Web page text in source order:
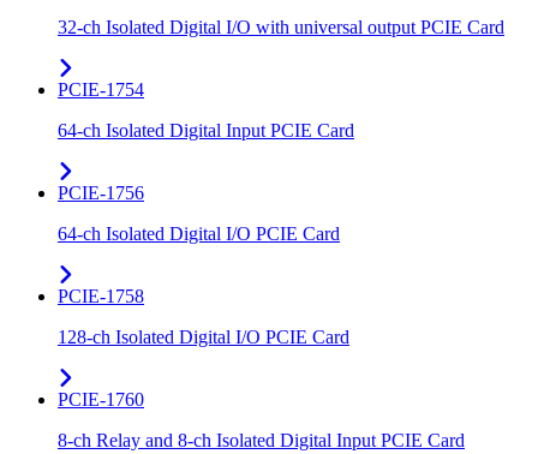
32-ch Isolated Digital I/O with universal output PCIE Card
PCIE-1754
64-ch Isolated Digital Input PCIE Card
PCIE-1756
64-ch Isolated Digital I/O PCIE Card
PCIE-1758
128-ch Isolated Digital I/O PCIE Card
PCIE-1760
8-ch Relay and 8-ch Isolated Digital Input PCIE Card